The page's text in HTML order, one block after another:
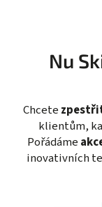
Nu
Chcete
klientům,
Pořádáme
inovativních